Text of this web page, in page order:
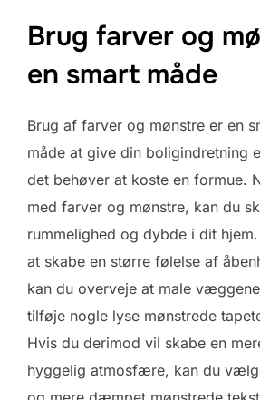
Brug farver og
en smart måde
Brug af farver og mønstre er en
måde at give din boligindretning
det behøver at koste en formue.
med farver og mønstre, kan du
rummelighed og dybde i dit
at skabe en større følelse af
kan du overveje at male
tilføje nogle lyse mønstrede
Hvis du derimod vil skabe en
hyggelig atmosfære, kan du